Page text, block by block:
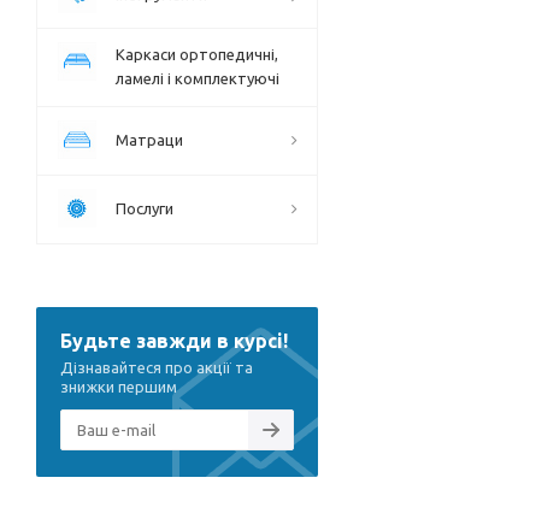
Каркаси ортопедичні,
ламелі і комплектуючі
Матраци
Послуги
Будьте завжди в курсі!
Дізнавайтеся про акції та
знижки першим